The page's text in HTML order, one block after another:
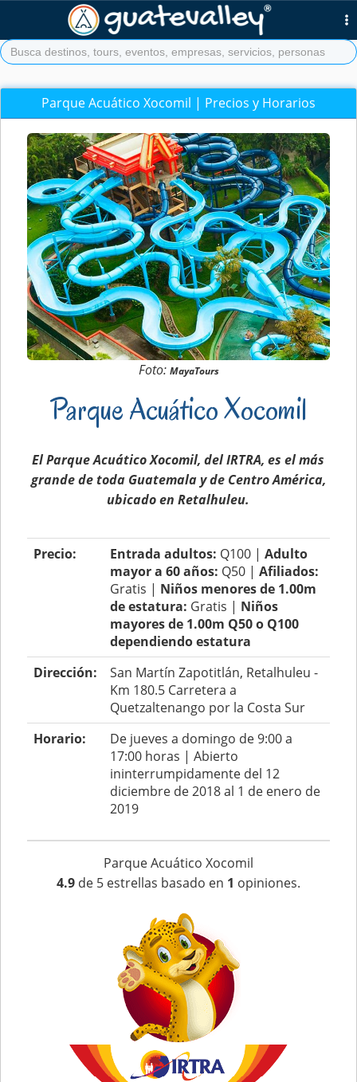
Parque Acuático Xocomil | Precios y Horarios
Foto: MayaTours
Parque Acuático Xocomil
El Parque Acuático Xocomil, del IRTRA, es el más
grande de toda Guatemala y de Centro América,
ubicado en Retalhuleu.
Precio: Entrada adultos: Q100 | Adulto
mayor a 60 años: Q50 | Afiliados:
Gratis | Niños menores de 1.00m
de estatura: Gratis | Niños
mayores de 1.00m Q50 o Q100
dependiendo estatura
Dirección:
San Martín Zapotitlán, Retalhuleu -
Km 180.5 Carretera a
Quetzaltenango por la Costa Sur
Horario:
De jueves a domingo de 9:00 a
17:00 horas | Abierto
ininterrumpidamente del 12
diciembre de 2018 al 1 de enero de
2019
Parque Acuático Xocomil
4.9 de 5 estrellas basado en 1 opiniones.